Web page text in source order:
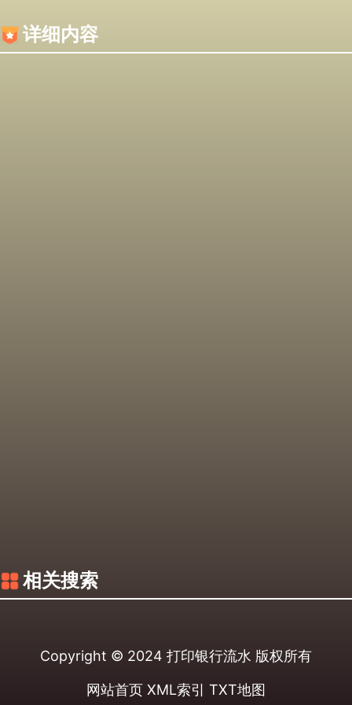
详细内容
相关搜索
Copyright © 2024 打印银行流水 版权所有
网站首页 XML索引 TXT地图